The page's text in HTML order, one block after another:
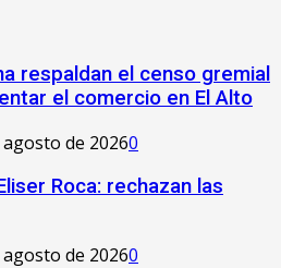
respaldan el censo gremial
el comercio en El Alto
agosto de 20260
Roca: rechazan las
agosto de 20260